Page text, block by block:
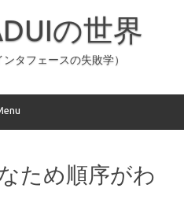
の世界
タフェースの失敗学）
ため順序がわ